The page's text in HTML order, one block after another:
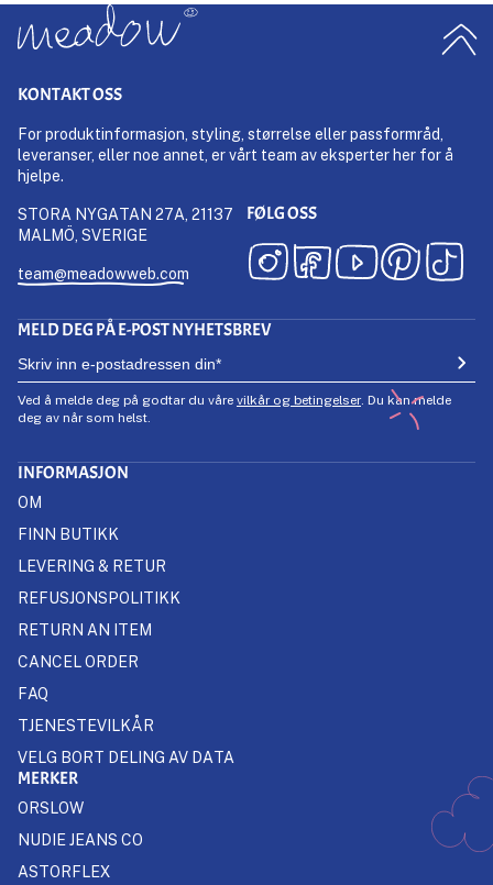
KONTAKT OSS
For produktinformasjon, styling, størrelse eller passformråd,
leveranser, eller noe annet, er vårt team av eksperter her for å
hjelpe.
STORA NYGATAN 27A, 21137
MALMÖ, SVERIGE
team@meadowweb.com
FØLG OSS
MELD DEG PÅ E-POST NYHETSBREV
Ved å melde deg på godtar du våre vilkår og betingelser. Du kan melde
deg av når som helst.
INFORMASJON
OM
FINN BUTIKK
LEVERING & RETUR
REFUSJONSPOLITIKK
RETURN AN ITEM
CANCEL ORDER
FAQ
TJENESTEVILKÅR
VELG BORT DELING AV DATA
MERKER
ORSLOW
NUDIE JEANS CO
ASTORFLEX